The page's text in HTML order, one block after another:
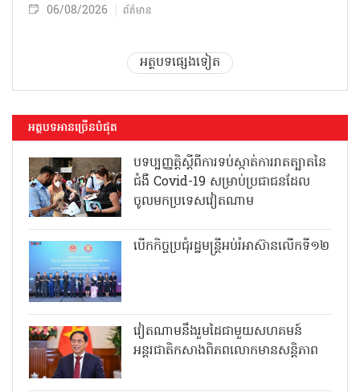
06/08/2026 ព័ត៌មាន
អត្ថបទផ្សេងទៀត
អត្ថបទអានច្រើនបំផុត
បទប្បញ្ញត្តិស្តីពីការទប់ស្កាត់ការរាតត្បាតនៃ
ជំងឺ Covid-19 សម្រាប់ប្រជាជនដែល
ចូលមកប្រទេសវៀតណាម
បើកកិច្ចប្រជុំរដ្ឋមន្ត្រីអប់រំអាស៊ានលើកទី១២
វៀតណាមនឹងរួមដៃជាមួយសហគមន៍
អន្តរជាតិកសាងពិភពលោកមានសន្តិភាព